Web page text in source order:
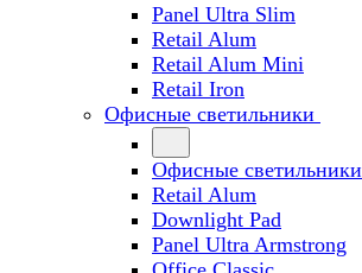
Panel Ultra Slim
Retail Alum
Retail Alum Mini
Retail Iron
Офисные светильники
Офисные светильники
Retail Alum
Downlight Pad
Panel Ultra Armstrong